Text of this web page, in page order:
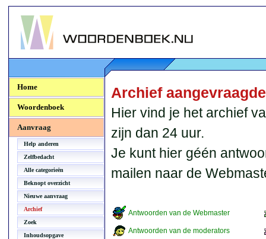
Woordenboek.NU
Home
Woordenboek
Aanvraag
Help anderen
Zelfbedacht
Alle categorieën
Beknopt overzicht
Nieuwe aanvraag
Archief
Zoek
Inhoudsopgave
Archief
Hier vind je het archief
zijn dan 24 uur.
Je kunt hier géén
mailen naar de
Antwoorden van de Webmaster
Antwoorden van de moderators